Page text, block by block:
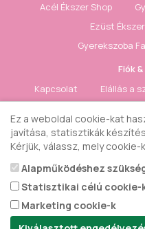
Acél Ékszer Shop
Ezüst
Gyerekszoba
Fiók
Kapcsolat
Elállás a
Gyerek ékszer Shop © 2018 -
Ez a weboldal cookie-kat
javítása, statisztikák
Kérjük, válassz, mely
Alapműködéshez
Statisztikai célú cookie-
Marketing cookie-k